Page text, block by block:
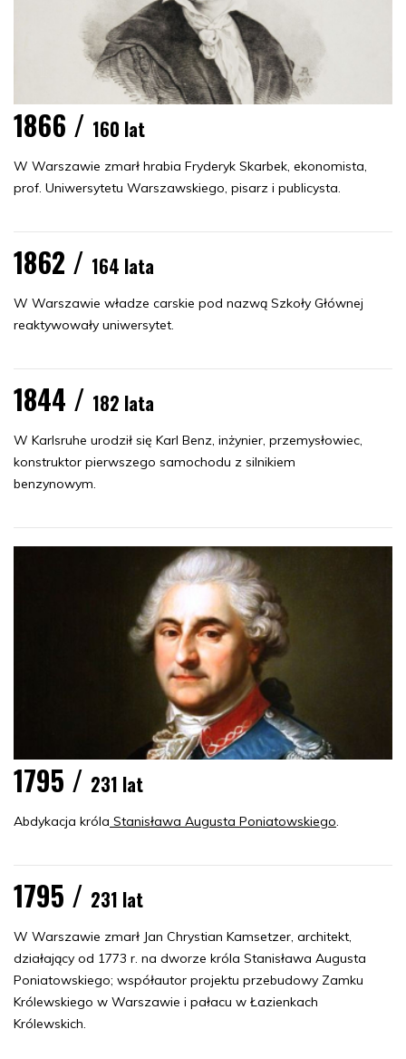
1866 / 160 lat
W Warszawie zmarł hrabia Fryderyk Skarbek, ekonomista,
prof. Uniwersytetu Warszawskiego, pisarz i publicysta.
1862 / 164 lata
W Warszawie władze carskie pod nazwą Szkoły Głównej
reaktywowały uniwersytet.
1844 / 182 lata
W Karlsruhe urodził się Karl Benz, inżynier, przemysłowiec,
konstruktor pierwszego samochodu z silnikiem
benzynowym.
1795 / 231 lat
Abdykacja króla Stanisława Augusta Poniatowskiego.
1795 / 231 lat
W Warszawie zmarł Jan Chrystian Kamsetzer, architekt,
działający od 1773 r. na dworze króla Stanisława Augusta
Poniatowskiego; współautor projektu przebudowy Zamku
Królewskiego w Warszawie i pałacu w Łazienkach
Królewskich.